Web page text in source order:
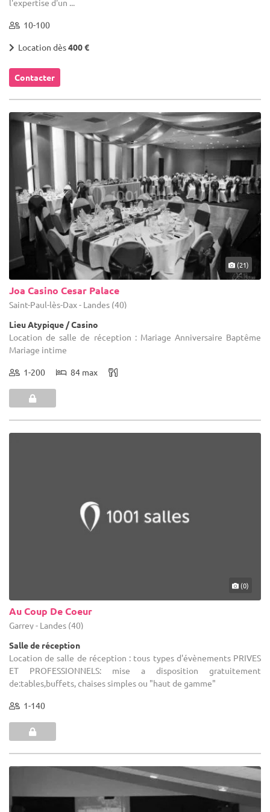
l'expertise d'un ...
10-100
Location dès400 €
Contacter
(21)
Joa Casino Cesar Palace
Saint-Paul-lès-Dax - Landes (40)
Lieu Atypique / Casino
Location de salle de réception : Mariage Anniversaire Baptême
Mariage intime
1-200 84 max
(0)
Au Coup De Coeur
Garrey - Landes (40)
Salle de réception
Location de salle de réception : tous types d'évènements PRIVES
ET PROFESSIONNELS: mise a disposition gratuitement
de:tables,buffets, chaises simples ou "haut de gamme"
1-140